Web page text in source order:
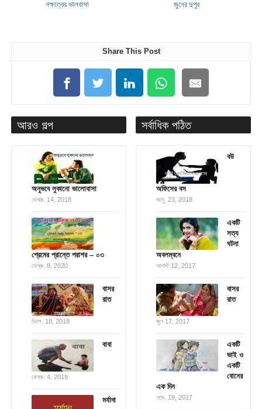
নক্ষত্রের ভালবাসা জুনের দুপুর
Share This Post
আরও গল্প
অনুভবে লুকানো ভালোবাসা
ফেব্রু. 14, 2018
প্রেমের প্রান্তে পরাশর – ০৩
ফেব্রু. 8, 2020
বাসর
রাত
ডিসে. 18, 2018
বাবা
ফেব্রু. 4, 2019
মর্যাদা
সর্বাধিক পঠিত
বউ
অফিসের বস
জানু. 23, 2018
একটি
সত্য
ঘটনা
অবলম্বনে
আগস্ট 12, 2017
বাসর
রাত
জুন 17, 2017
একটি
ভাই ও
একটি
বোনের
এক দিন
নভে. 19, 2017